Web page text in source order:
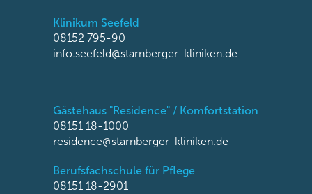
Klinikum Seefeld
08152 795-90
info.seefeld@starnberger-kliniken.de
Gästehaus "Residence" / Komfortstation
08151 18-1000
residence@starnberger-kliniken.de
Berufsfachschule für Pflege
08151 18-2901